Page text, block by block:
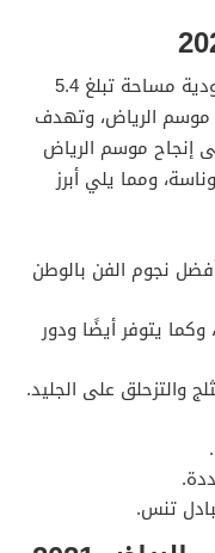
خصصت الهيئة العامة للترفيه في السعودية مساحة تبلغ 5.4
موسم الرياض، وتهدف
إنجاح موسم الرياض
ومما يلي أبرز
نجوم الفن بالوطن
يتوفر أيضًا ودور
والتزحلق على الجليد.
تنس.